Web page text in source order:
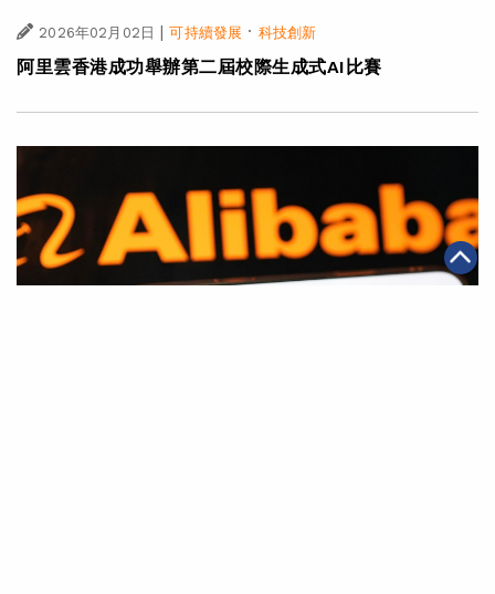
2026年02月02日 | 可持續發展 · 科技創新
阿里雲香港成功舉辦第二屆校際生成式AI比賽